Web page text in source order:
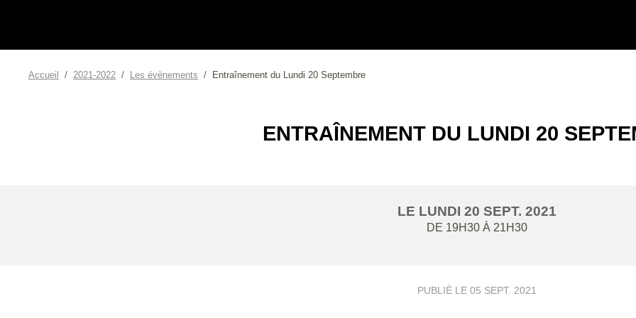
Accueil 2021-2022 Les évènements Entraînement du Lundi 20 Septembre
ENTRAÎNEMENT DU LUNDI 20
LE LUNDI 20 SEPT. 2021
DE 19H30 À 21H30
PUBLIÉ LE 05 SEPT. 2021